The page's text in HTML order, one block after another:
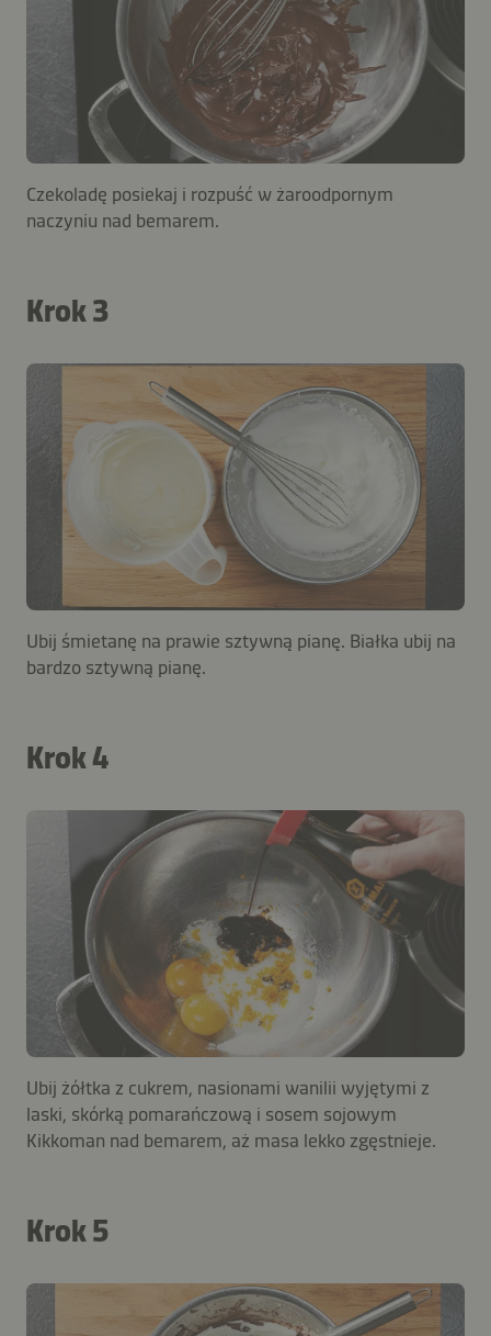
Czekoladę posiekaj i rozpuść w żaroodpornym
naczyniu nad bemarem.
Krok 3
Ubij śmietanę na prawie sztywną pianę. Białka ubij na
bardzo sztywną pianę.
Krok 4
Ubij żółtka z cukrem, nasionami wanilii wyjętymi z
laski, skórką pomarańczową i sosem sojowym
Kikkoman nad bemarem, aż masa lekko zgęstnieje.
Krok 5